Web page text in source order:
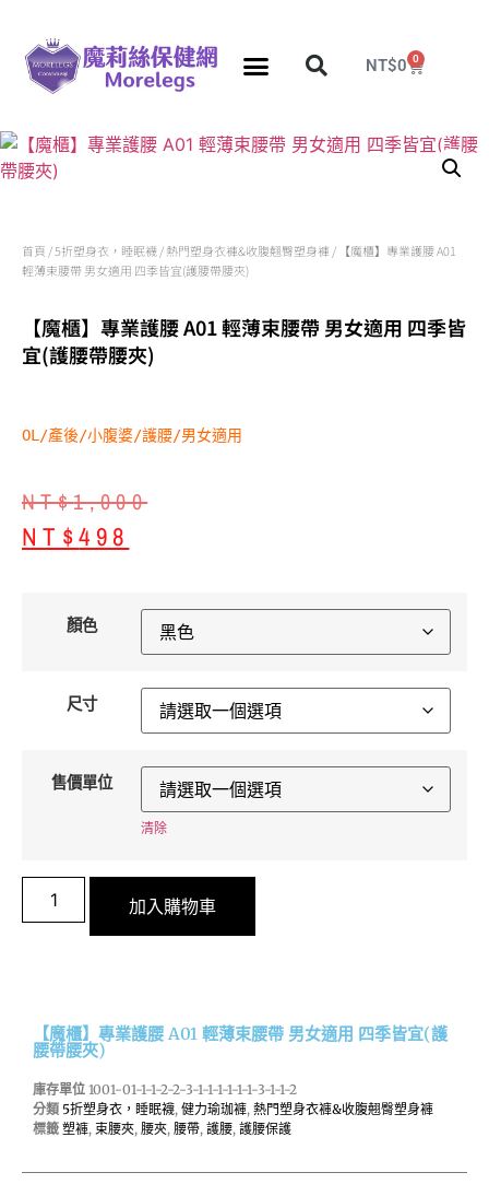
NT$0 0
首頁 /5折塑身衣，睡眠襪/熱門塑身衣褲&收腹翹臀塑身褲 / 【魔櫃】專業護腰 A01
輕薄束腰帶 男女適用 四季皆宜(護腰帶腰夾)
【魔櫃】專業護腰 A01 輕薄束腰帶 男女適用 四季皆
宜(護腰帶腰夾)
OL/產後/小腹婆/護腰/男女適用
NT$1,000
NT$498
顏色
尺寸
售價單位
清除
加入購物車
【魔櫃】專業護腰 A01 輕薄束腰帶 男女適用 四季皆宜(護
腰帶腰夾)
庫存單位 1001-01-1-1-2-2-3-1-1-1-1-1-1-3-1-1-2
分類 5折塑身衣，睡眠襪, 健力瑜珈褲, 熱門塑身衣褲&收腹翹臀塑身褲
標籤 塑褲, 束腰夾, 腰夾, 腰帶, 護腰, 護腰保護